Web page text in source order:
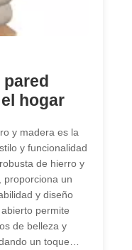
hogar
y madera es la
y funcionalidad
de hierro y
proporciona un
y diseño
permite
de belleza y
un toque…